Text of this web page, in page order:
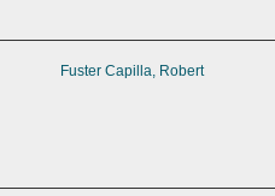
Fuster Capilla, Robert